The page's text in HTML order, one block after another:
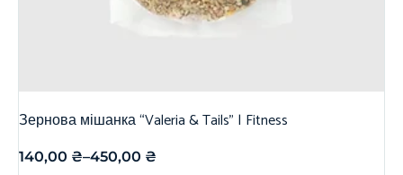
Зернова мішанка “Valeria & Tails” | Fitness
140,00 ₴–450,00 ₴